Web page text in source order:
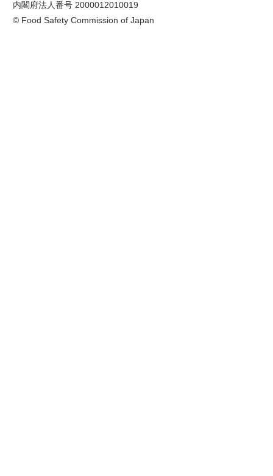
内閣府法人番号 2000012010019
© Food Safety Commission of Japan